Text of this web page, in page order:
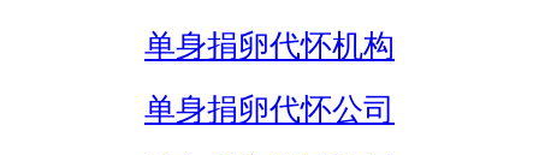
单身捐卵代怀机构
单身捐卵代怀公司